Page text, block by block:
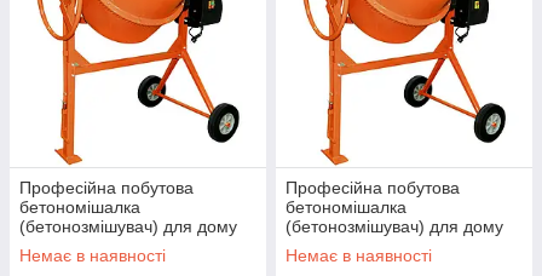
Професійна побутова
бетономішалка
(бетонозмішувач) для дому
Кентавр БМ-180Е : 900 Вт,
бетономішалка 180л (55576)
Немає в наявності
Професійна побутова
бетономішалка
(бетонозмішувач) для дому
Кентавр БМ-160Е : 850 Вт,
бетономішалка 160л (55575)
Немає в наявності